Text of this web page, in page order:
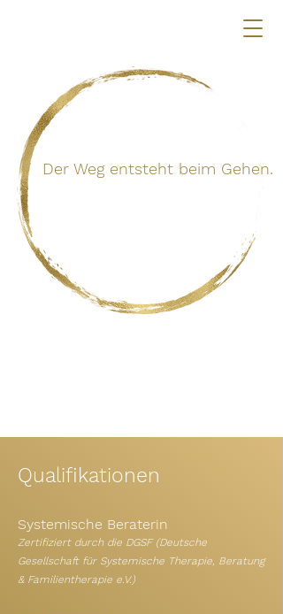
Der Weg entsteht beim Gehen.
Qualifikationen
Systemische Beraterin
Zertifiziert durch die DGSF (Deutsche
Gesellschaft für Systemische Therapie, Beratung
& Familientherapie e.V.)